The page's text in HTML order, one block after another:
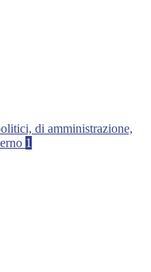
di amministrazione,
1